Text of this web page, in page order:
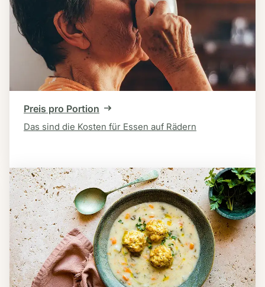
Preis pro Portion
Das sind die Kosten für Essen auf Rädern